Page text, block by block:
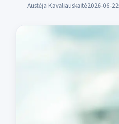
Austėja Kavaliauskaitė2026-06-22